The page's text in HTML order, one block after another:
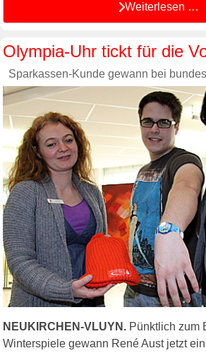
Weiterlesen …
Olympia-Uhr tickt für die
Sparkassen-Kunde gewann bei
NEUKIRCHEN-VLUYN. Pünktlich zum
Winterspiele gewann René Aust jetzt